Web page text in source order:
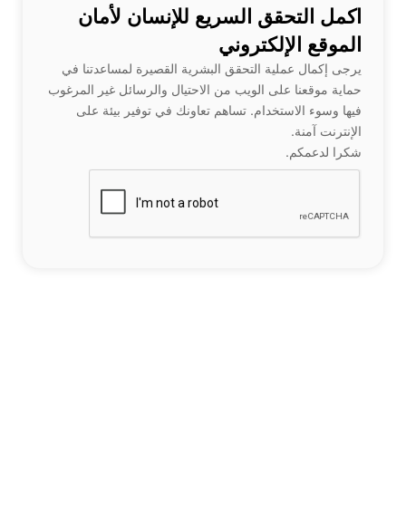
اكمل التحقق السريع للإنسان لأمان
الموقع الإلكتروني
يرجى إكمال عملية التحقق البشرية القصيرة لمساعدتنا في
حماية موقعنا على الويب من الاحتيال والرسائل غير المرغوب
فيها وسوء الاستخدام. تساهم تعاونك في توفير بيئة على
الإنترنت آمنة.
شكرا لدعمكم.